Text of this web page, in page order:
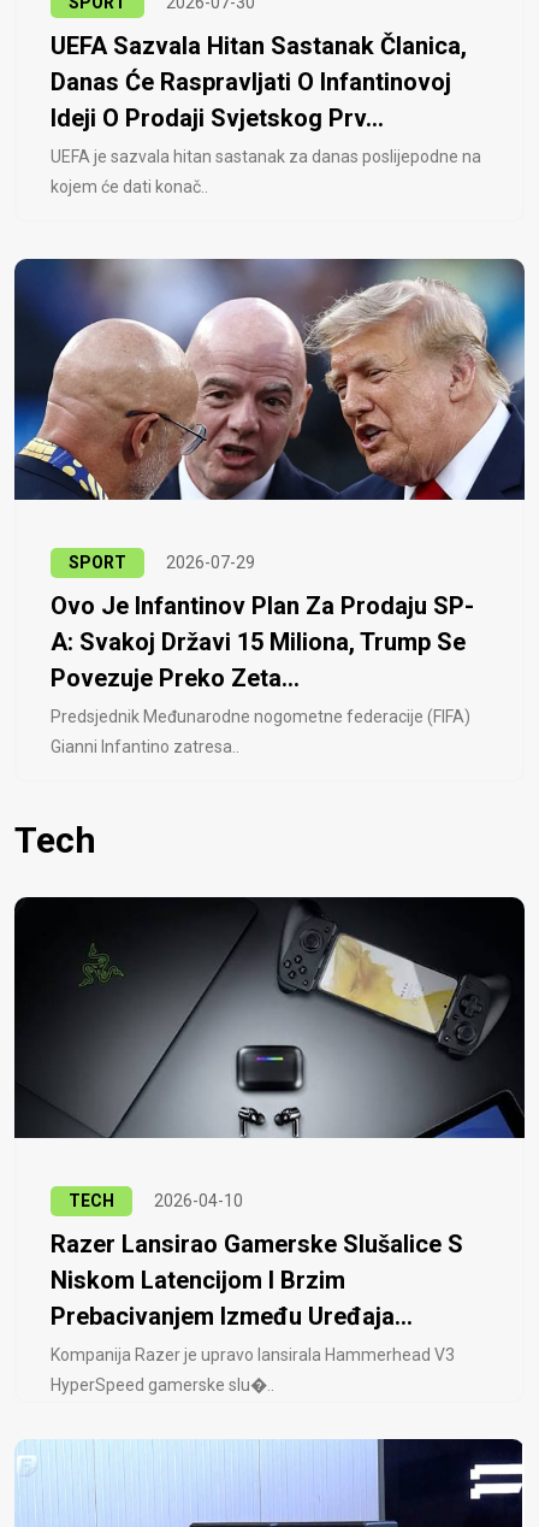
UEFA Sazvala Hitan Sastanak Članica,
Danas Će Raspravljati O Infantinovoj
Ideji O Prodaji Svjetskog Prv...
UEFA je sazvala hitan sastanak za danas poslijepodne na
kojem će dati konač..
SPORT 2026-07-29
Ovo Je Infantinov Plan Za Prodaju SP-
A: Svakoj Državi 15 Miliona, Trump Se
Povezuje Preko Zeta...
Predsjednik Međunarodne nogometne federacije (FIFA)
Gianni Infantino zatresa..
Tech
TECH 2026-04-10
Razer Lansirao Gamerske Slušalice S
Niskom Latencijom I Brzim
Prebacivanjem Između Uređaja...
Kompanija Razer je upravo lansirala Hammerhead V3
HyperSpeed ​​gamerske slu�..